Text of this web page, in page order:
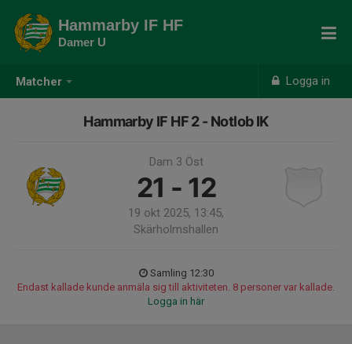
Matcher Logga in
Hammarby IF HF
Damer U
Hammarby IF HF 2 - Notlob IK
Dam 3 Öst
21 - 12
19 okt 2025, 13:45,
Skärholmshallen
Samling 12:30
Endast kallade kunde anmäla sig till aktiviteten. 8 personer var kallade.
Logga in här